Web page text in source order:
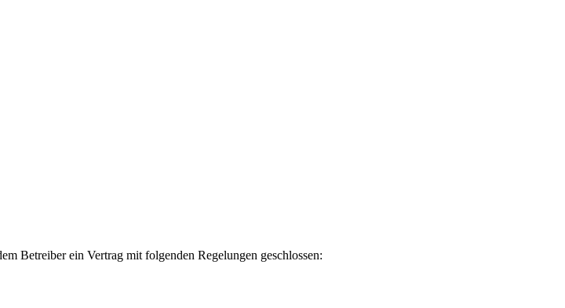
Betreiber ein Vertrag mit folgenden Regelungen geschlossen: